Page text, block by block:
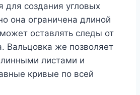
для создания угловых
она ограничена длиной
оставлять следы от
Вальцовка же позволяет
листами и
кривые по всей